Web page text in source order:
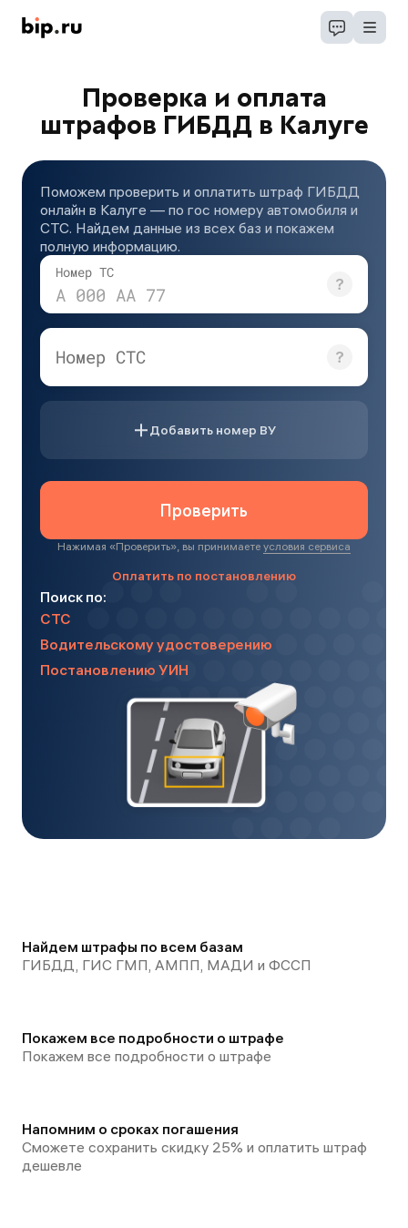
Проверка и оплата
штрафов ГИБДД в Калуге
Поможем проверить и оплатить штраф ГИБДД
онлайн в Калуге — по гос номеру автомобиля и
СТС. Найдем данные из всех баз и покажем
полную информацию.
Номер ТС
А 000 АА 77
Номер СТС
Добавить номер ВУ
Проверить
Нажимая «Проверить», вы принимаете условия сервиса
Оплатить по постановлению
Поиск по:
СТС
Водительскому удостоверению
Постановлению УИН
Найдем штрафы по всем базам
ГИБДД, ГИС ГМП, АМПП, МАДИ и ФССП
Покажем все подробности о штрафе
Покажем все подробности о штрафе
Напомним о сроках погашения
Сможете сохранить скидку 25% и оплатить штраф
дешевле